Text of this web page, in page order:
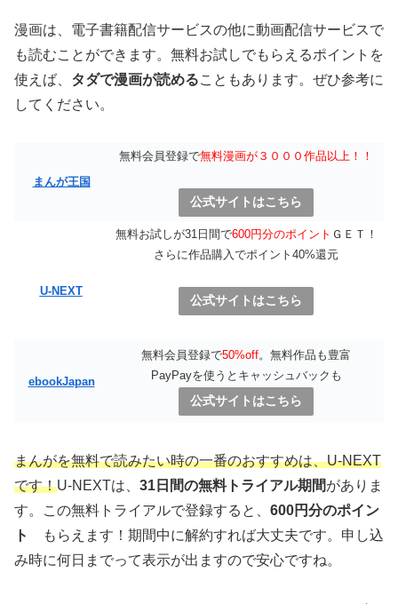
漫画は、電子書籍配信サービスの他に動画配信サービスで
も読むことができます。無料お試しでもらえるポイントを
使えば、 タダで漫画が読めることもあります。ぜひ参考に
してください。
まんが王国
無料会員登録で無料漫画が３０００作品以上！！
公式サイトはこちら
U-NEXT
無料お試しが31日間で600円分のポイント ＧＥＴ！
さらに作品購入でポイント40%還元
公式サイトはこちら
ebookJapan
無料会員登録で50%off。無料作品も豊富
PayPayを使うとキャッシュバックも
公式サイトはこちら
まんがを無料で読みたい時の一番のおすすめは、U-NEXT
です！U-NEXTは、 31日間の無料トライアル期間がありま
す。この無料トライアルで登録すると、 600円分のポイン
ト
もらえます！期間中に解約すれば大丈夫です。申し込
み時に何日までって表示が出ますので安心ですね。